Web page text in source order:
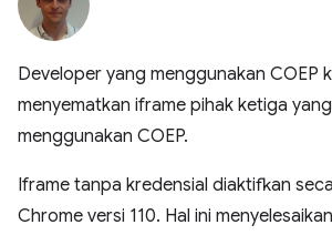
Developer yang menggunakan COEP
menyematkan iframe pihak ketiga
menggunakan COEP.
Iframe tanpa kredensial diaktifkan
Chrome versi 110. Hal ini